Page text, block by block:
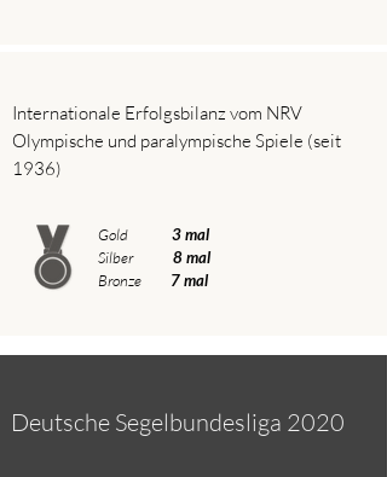
Internationale Erfolgsbilanz vom NRV
Olympische und paralympische Spiele (seit
1936)
Gold 3 mal
Silber 8 mal
Bronze 7 mal
Deutsche Segelbundesliga 2020